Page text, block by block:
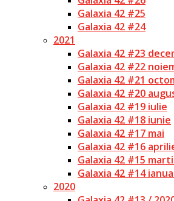
Galaxia 42 #25
Galaxia 42 #24
2021
Galaxia 42 #23
Galaxia 42 #22
Galaxia 42 #21
Galaxia 42 #20
Galaxia 42 #19 iulie
Galaxia 42 #18 iunie
Galaxia 42 #17 mai
Galaxia 42 #16
Galaxia 42 #15
Galaxia 42 #14
2020